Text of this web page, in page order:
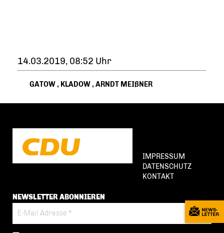
14.03.2019, 08:52 Uhr
GATOW, KLADOW, ARNDT MEIßNER
IMPRESSUM
DATENSCHUTZ
KONTAKT
NEWSLETTER ABONNIEREN